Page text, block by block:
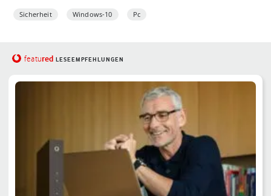
Sicherheit Windows-10 Pc
featured LESEEMPFEHLUNGEN